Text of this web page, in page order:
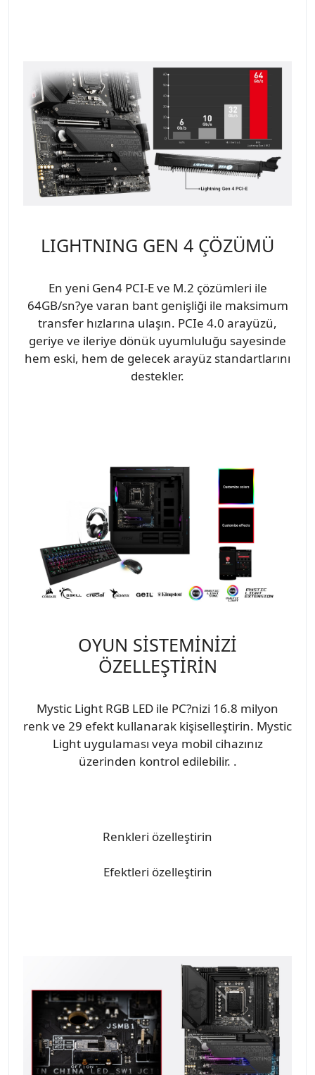
LIGHTNING GEN 4 ÇÖZÜMÜ
En yeni Gen4 PCI-E ve M.2 çözümleri ile
64GB/sn?ye varan bant genişliği ile maksimum
transfer hızlarına ulaşın. PCIe 4.0 arayüzü,
geriye ve ileriye dönük uyumluluğu sayesinde
hem eski, hem de gelecek arayüz standartlarını
destekler.
OYUN SİSTEMİNİZİ
ÖZELLEŞTİRİN
Mystic Light RGB LED ile PC?nizi 16.8 milyon
renk ve 29 efekt kullanarak kişiselleştirin. Mystic
Light uygulaması veya mobil cihazınız
üzerinden kontrol edilebilir. .
Renkleri özelleştirin
Efektleri özelleştirin